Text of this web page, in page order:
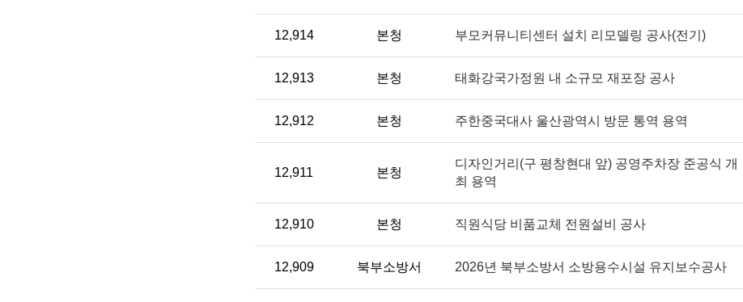
12,914 본청 부모커뮤니티센터 설치 리모델링 공사(전기)
12,913 본청 태화강국가정원 내 소규모 재포장 공사
12,912 본청 주한중국대사 울산광역시 방문 통역 용역
12,911 본청
디자인거리(구 평창현대 앞) 공영주차장 준공식 개
최 용역
12,910 본청 직원식당 비품교체 전원설비 공사
12,909 북부소방서 2026년 북부소방서 소방용수시설 유지보수공사